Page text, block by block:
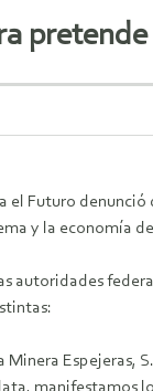
el Futuro
y la economía
autoridades
Espejeras,